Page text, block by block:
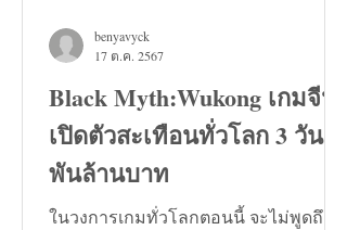
Black Myth:Wukong เกมจีน
เปิดตัวสะเทือนทั่วโลก 3 วัน 7
พันล้านบาท
ในวงการเกมทั่วโลกตอนนี้ จะไม่พูดถึง
benyavyck
17 ต.ค. 2567